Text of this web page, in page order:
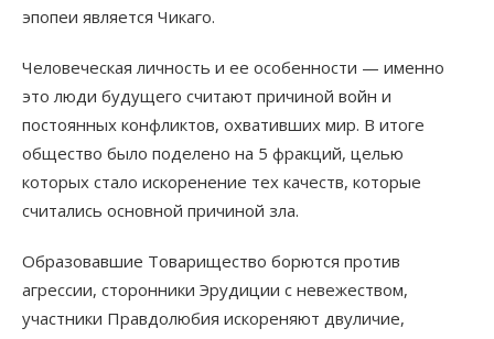
эпопеи является Чикаго.
Человеческая личность и ее особенности — именно
это люди будущего считают причиной войн и
постоянных конфликтов, охвативших мир. В итоге
общество было поделено на 5 фракций, целью
которых стало искоренение тех качеств, которые
считались основной причиной зла.
Образовавшие Товарищество борются против
агрессии, сторонники Эрудиции с невежеством,
участники Правдолюбия искореняют двуличие,